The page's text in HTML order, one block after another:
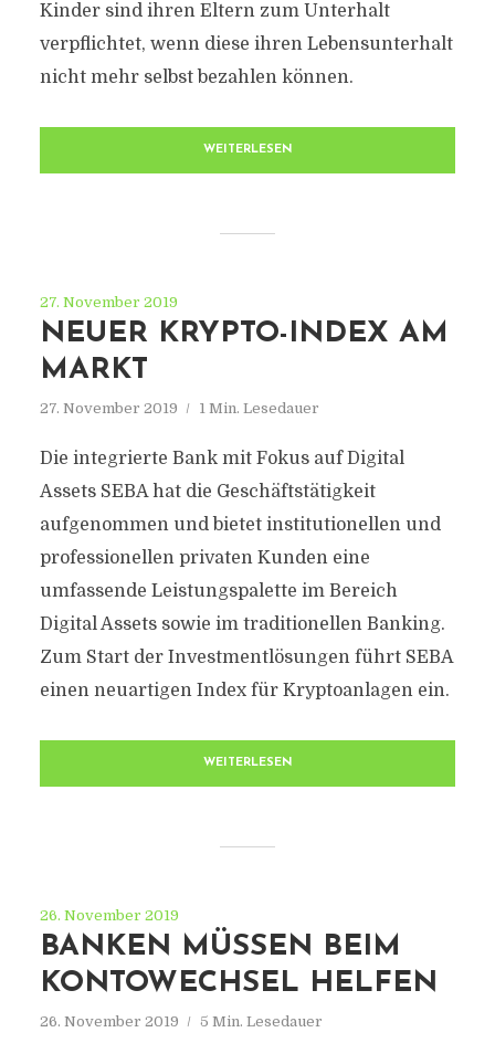
Kinder sind ihren Eltern zum Unterhalt
verpflichtet, wenn diese ihren Lebensunterhalt
nicht mehr selbst bezahlen können.
WEITERLESEN
27. November 2019
NEUER KRYPTO-INDEX AM
MARKT
27. November 2019 1 Min. Lesedauer
Die integrierte Bank mit Fokus auf Digital
Assets SEBA hat die Geschäftstätigkeit
aufgenommen und bietet institutionellen und
professionellen privaten Kunden eine
umfassende Leistungspalette im Bereich
Digital Assets sowie im traditionellen Banking.
Zum Start der Investmentlösungen führt SEBA
einen neuartigen Index für Kryptoanlagen ein.
WEITERLESEN
26. November 2019
BANKEN MÜSSEN BEIM
KONTOWECHSEL HELFEN
26. November 2019 5 Min. Lesedauer